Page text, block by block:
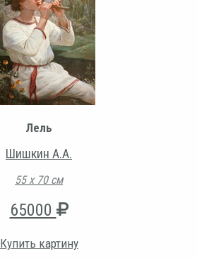
Лель
Шишкин А.А.
55 х 70 см
65000
Купить картину